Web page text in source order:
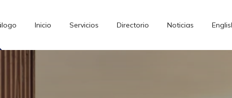
Inicio Servicios Directorio Noticias